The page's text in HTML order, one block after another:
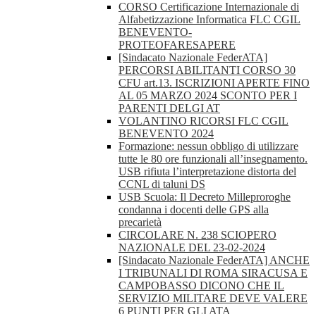
CORSO Certificazione Internazionale di
Alfabetizzazione Informatica FLC CGIL
BENEVENTO-
PROTEOFARESAPERE
[Sindacato Nazionale FederATA]
PERCORSI ABILITANTI CORSO 30
CFU art.13. ISCRIZIONI APERTE FINO
AL 05 MARZO 2024 SCONTO PER I
PARENTI DELGI AT
VOLANTINO RICORSI FLC CGIL
BENEVENTO 2024
Formazione: nessun obbligo di utilizzare
tutte le 80 ore funzionali all’insegnamento.
USB rifiuta l’interpretazione distorta del
CCNL di taluni DS
USB Scuola: Il Decreto Milleproroghe
condanna i docenti delle GPS alla
precarietà
CIRCOLARE N. 238 SCIOPERO
NAZIONALE DEL 23-02-2024
[Sindacato Nazionale FederATA] ANCHE
I TRIBUNALI DI ROMA SIRACUSA E
CAMPOBASSO DICONO CHE IL
SERVIZIO MILITARE DEVE VALERE
6 PUNTI PER GLI ATA